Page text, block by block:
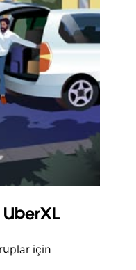
UberXL
için